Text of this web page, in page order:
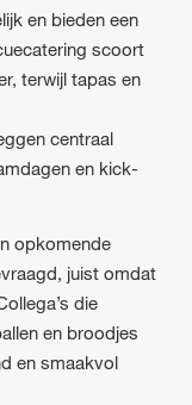
en bieden een
scoort
terwijl tapas en
centraal
en kick-
opkomende
juist omdat
die
en broodjes
en smaakvol